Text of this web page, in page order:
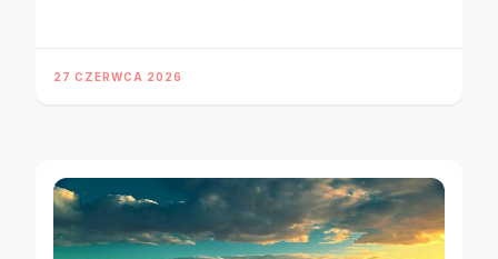
27 CZERWCA 2026